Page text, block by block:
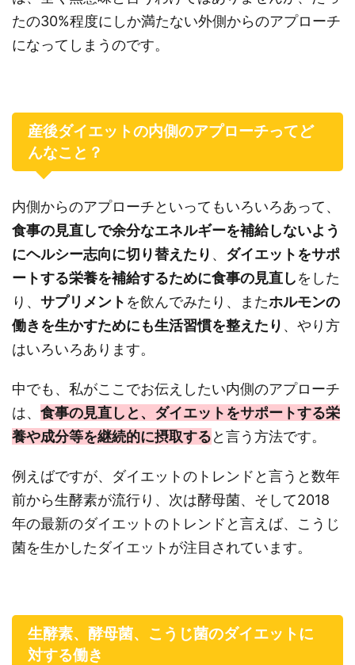
たの30%程度にしか満たない外側からのアプローチ
になってしまうのです。
産後ダイエットの内側のアプローチってど
んなこと？
内側からのアプローチといってもいろいろあって、
食事の見直しで余分なエネルギーを補給しないよう
にヘルシー志向に切り替えたり 、 ダイエットをサポ
ートする栄養を補給するために食事の見直しをした
り、 サプリメント を飲んでみたり、またホルモンの
働きを生かすためにも生活習慣を整えたり 、やり方
はいろいろあります。
中でも、私がここでお伝えしたい内側のアプローチ
は、 食事の見直しと、ダイエットをサポートする栄
養や成分等を継続的に摂取すると言う方法です。
例えばですが、ダイエットのトレンドと言うと数年
前から生酵素が流行り、次は酵母菌、そして2018
年の最新のダイエットのトレンドと言えば、こうじ
菌を生かしたダイエットが注目されています。
生酵素、酵母菌、こうじ菌のダイエットに
対する働き